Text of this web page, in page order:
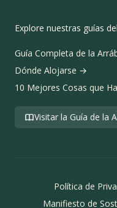
Explore nuestras guías
Guía Completa de la
Dónde Alojarse →
10 Mejores Cosas que
Visitar la Guía de la
Política de
Manifiesto de